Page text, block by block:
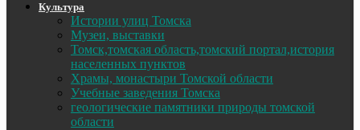
Культура
Истории улиц Томска
Музеи, выставки
Томск,томская область,томский портал,история
населенных пунктов
Храмы, монастыри Томской области
Учебные заведения Томска
геологические памятники природы томской
области